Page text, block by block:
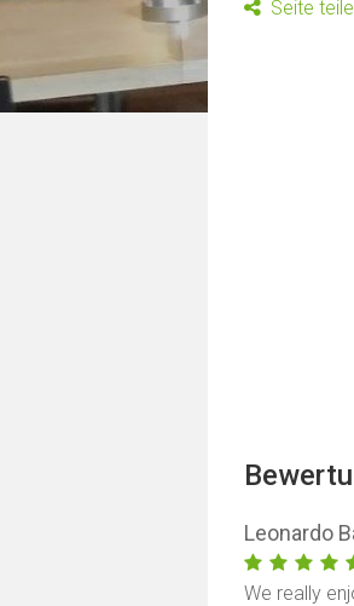
Seite
Leonardo
We really